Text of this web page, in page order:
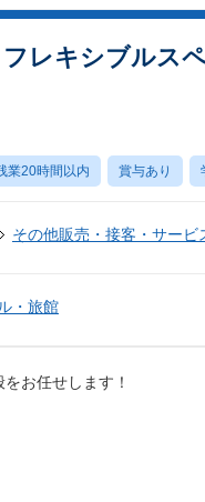
レキシブルス
業20時間以内 賞与あり
その他販売・接客・サービ
・旅館
お任せします！